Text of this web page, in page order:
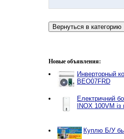
Новые объявления:
Инверторный
BEO07FRD
Електричний
INOX 100VM
Куплю Б/У